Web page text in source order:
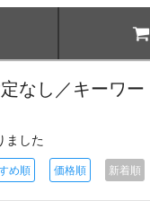
なし／キーワー
ました
め順 価格順 新着順